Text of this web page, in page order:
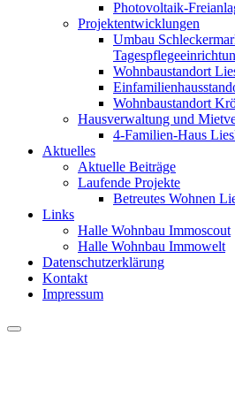
Photovoltaik-
Projektentwicklungen
Umbau
Wohnbaustandort
Wohnbaustandort
Hausverwaltung und
4-Familien-Haus
Aktuelles
Aktuelle Beiträge
Laufende Projekte
Betreutes Wohnen
Links
Halle Wohnbau Immoscout
Halle Wohnbau Immowelt
Datenschutzerklärung
Kontakt
Impressum